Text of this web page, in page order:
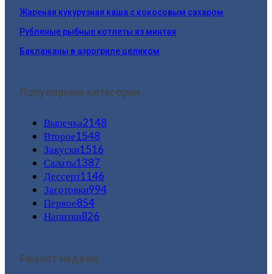
Жареная кукурузная каша с кокосовым сахаром
Рубленые рыбные котлеты из минтая
Баклажаны в аэрогриле целиком
Популярные категории
Выпечка2148
Второе1548
Закуски1516
Салаты1387
Дессерт1146
Заготовки994
Первое854
Напитки826
Рецепт недели: